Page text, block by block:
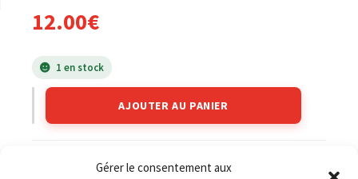
Gérer le consentement aux
12.00€
1 en stock
AJOUTER AU PANIER
SUZUKI SUZUKI 400 GSF Bandit